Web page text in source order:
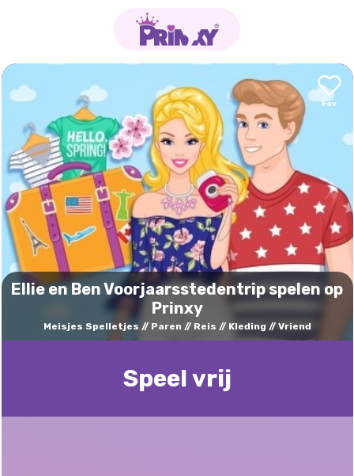
Ellie en Ben Voorjaarsstedentrip spelen op
Prinxy
Meisjes Spelletjes Paren Reis Kleding Vriend
Speel vrij